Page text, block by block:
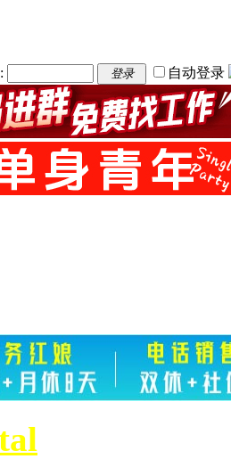
登录 自动登录